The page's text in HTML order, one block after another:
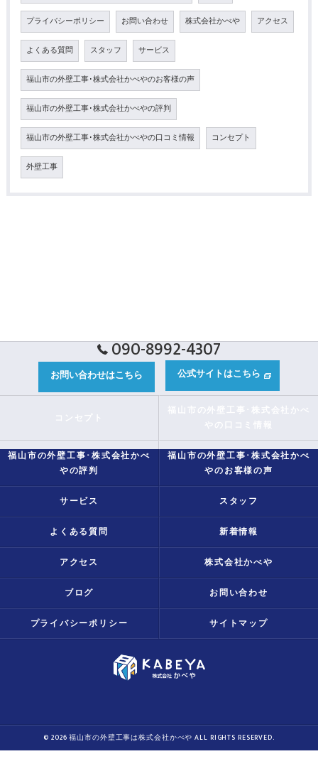
プライバシーポリシー お問い合わせ 株式会社かべや アクセス
よくある質問 スタッフ サービス
福山市の外壁工事･株式会社かべやのお客様の声
福山市の外壁工事･株式会社かべやの評判
福山市の外壁工事･株式会社かべやの口コミ情報 コンセプト
外壁工事
090-8992-4307
お問い合わせはこちら 公式サイトはこちら
福山市の外壁工事･株式会社かべ
やの評判
福山市の外壁工事･株式会社かべ
やのお客様の声
サービス スタッフ
よくある質問 新着情報
アクセス 株式会社かべや
ブログ お問い合わせ
プライバシーポリシー サイトマップ
© 2026 福山市の外壁工事は株式会社かべや ALL RIGHTS RESERVED.